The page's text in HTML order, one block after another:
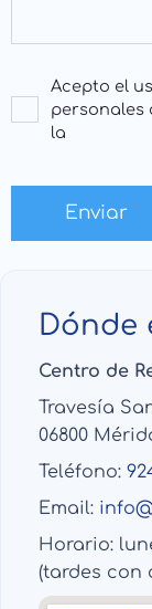
Acepto el
personales
la
Dónde
Centro de
Travesía
06800
Teléfono:
Email:
Horario:
(tardes con